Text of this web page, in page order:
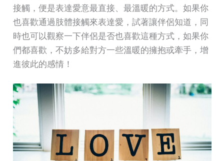
接觸，便是表達愛意最直接、最溫暖的方式。如果你
也喜歡通過肢體接觸來表達愛，試著讓伴侶知道，同
時也可以觀察一下伴侶是否也喜歡這種方式，如果你
們都喜歡，不妨多給對方一些溫暖的擁抱或牽手，增
進彼此的感情！